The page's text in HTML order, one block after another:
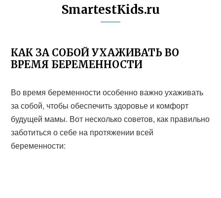
SmartestKids.ru
КАК ЗА СОБОЙ УХАЖИВАТЬ ВО
ВРЕМЯ БЕРЕМЕННОСТИ
Во время беременности особенно важно ухаживать
за собой, чтобы обеспечить здоровье и комфорт
будущей мамы. Вот несколько советов, как правильно
заботиться о себе на протяжении всей
беременности: